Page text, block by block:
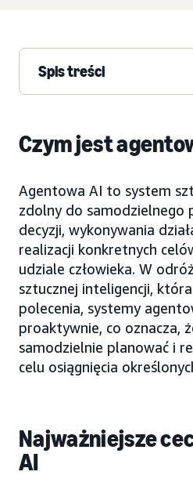
Spis treści
Czym jest
Agentowa AI to system
zdolny do samodzielnego
decyzji, wykonywania
realizacji konkretnych
udziale człowieka. W
sztucznej inteligencji,
polecenia, systemy
proaktywnie, co oznacza,
samodzielnie planować i
celu osiągnięcia
Najważniejsze
AI